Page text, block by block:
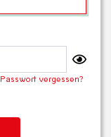
Passwort vergessen?